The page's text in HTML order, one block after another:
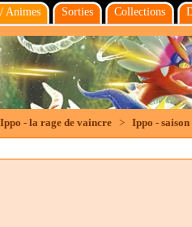
Animes Sorties Collections
Ippo - la rage de vaincre > Ippo - saison